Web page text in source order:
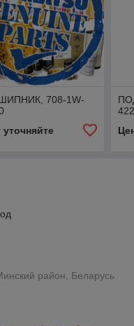
708-1W-
уточняйте
район, Беларусь